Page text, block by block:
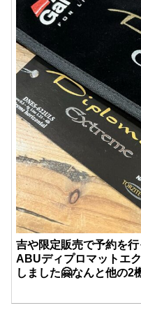
吉や限定販売で予約を
ABUディプロマットエ
しました🤗なんと他の2